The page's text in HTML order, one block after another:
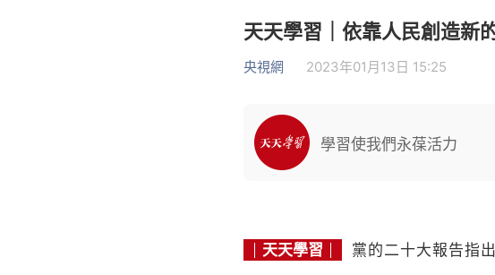
天天學習｜依靠人民創造新
央視網 2023年01月13日 15:25
學習使我們永葆活力
天天學習 黨的二十大報告指